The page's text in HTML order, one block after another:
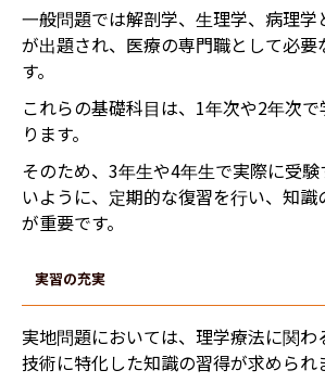
一般問題では解剖学、生理学、病理学
が出題され、医療の専門職として必要
す。
これらの基礎科目は、1年次や2年次
ります。
そのため、3年生や4年生で実際に受
いように、定期的な復習を行い、知識
が重要です。
実習の充実
実地問題においては、理学療法に関わ
技術に特化した知識の習得が求められ